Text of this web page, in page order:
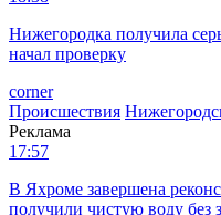
Нижегородка получила
начал проверку
corner
Происшествия
Реклама
17:57
В Яхроме завершена
получили чистую воду без